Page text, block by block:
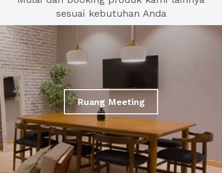
sesuai kebutuhan Anda
Ruang Meeting